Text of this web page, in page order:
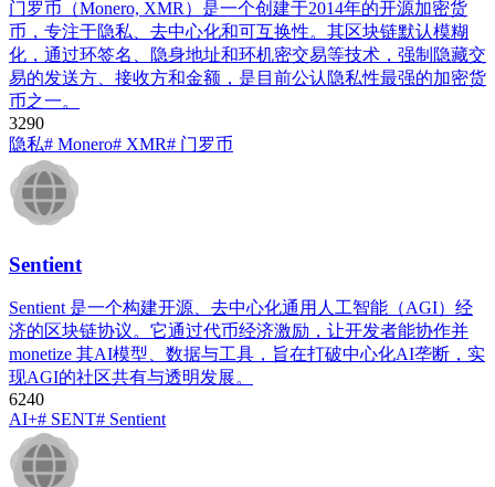
门罗币（Monero, XMR）是一个创建于2014年的开源加密货
币，专注于隐私、去中心化和可互换性。其区块链默认模糊
化，通过环签名、隐身地址和环机密交易等技术，强制隐藏交
易的发送方、接收方和金额，是目前公认隐私性最强的加密货
币之一。
3290
隐私# Monero# XMR# 门罗币
Sentient
Sentient 是一个构建开源、去中心化通用人工智能（AGI）经
济的区块链协议。它通过代币经济激励，让开发者能协作并
monetize 其AI模型、数据与工具，旨在打破中心化AI垄断，实
现AGI的社区共有与透明发展。
6240
AI+# SENT# Sentient